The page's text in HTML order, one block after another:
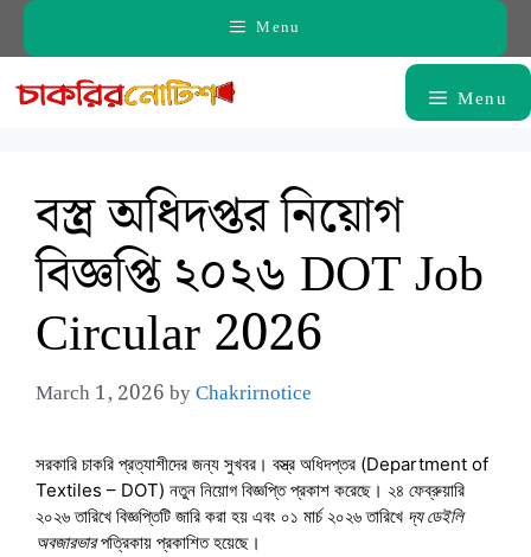
Skip
Menu
Menu
বস্ত্র অধিদপ্তর নিয়োগ
বিজ্ঞপ্তি ২০২৬ DOT Job
Circular 2026
March 1, 2026byChakrirnotice
সরকারি চাকরি প্রত্যাশীদের জন্য সুখবর। বস্ত্র অধিদপ্তর (Department of
Textiles – DOT) নতুন নিয়োগ বিজ্ঞপ্তি প্রকাশ করেছে। ২৪ ফেব্রুয়ারি
২০২৬ তারিখে বিজ্ঞপ্তিটি জারি করা হয় এবং ০১ মার্চ ২০২৬ তারিখে দ্য ডেইলি
অবজারভারপত্রিকায় প্রকাশিত হয়েছে।